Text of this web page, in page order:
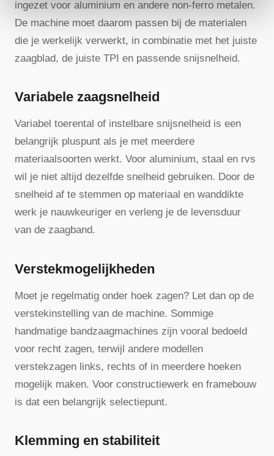
ingezet voor aluminium en andere non-ferro metalen.
De machine moet daarom passen bij de materialen
die je werkelijk verwerkt, in combinatie met het juiste
zaagblad, de juiste TPI en passende snijsnelheid.
Variabele zaagsnelheid
Variabel toerental of instelbare snijsnelheid is een
belangrijk pluspunt als je met meerdere
materiaalsoorten werkt. Voor aluminium, staal en rvs
wil je niet altijd dezelfde snelheid gebruiken. Door de
snelheid af te stemmen op materiaal en wanddikte
werk je nauwkeuriger en verleng je de levensduur
van de zaagband.
Verstekmogelijkheden
Moet je regelmatig onder hoek zagen? Let dan op de
verstekinstelling van de machine. Sommige
handmatige bandzaagmachines zijn vooral bedoeld
voor recht zagen, terwijl andere modellen
verstekzagen links, rechts of in meerdere hoeken
mogelijk maken. Voor constructiewerk en framebouw
is dat een belangrijk selectiepunt.
Klemming en stabiliteit